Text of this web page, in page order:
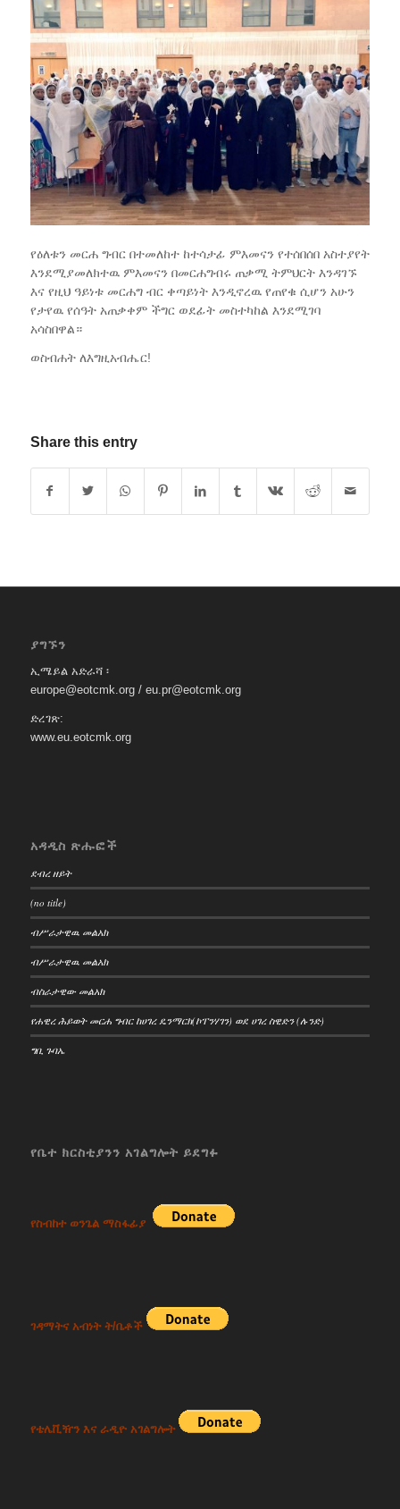
የዕለቱን መርሐ ግብር በተመለከተ ከተሳታፊ ምእመናን የተሰበሰበ አስተያየት
እንደሚያመለክተዉ ምእመናን በመርሐግብሩ ጠቃሚ ትምህርት እንዳገኙ
እና የዚህ ዓይነቱ መርሐግ ብር ቀጣይነት እንዲኖረዉ የጠየቁ ሲሆን አሁን
የታየዉ የሰዓት አጠቃቀም ችግር ወደፊት መስተካከል እንደሚገባ
አሳስበዋል።
ወስብሐት ለእግዚአብሔር!
Share this entry
ያግኙን
ኢሜይል አድራሻ ፡
europe@eotcmk.org / eu.pr@eotcmk.org
ድረገጽ:
www.eu.eotcmk.org
አዳዲስ ጽሑፎች
ደብረ ዘይት
(no title)
ብሥራታዊዉ መልአክ
ብሥራታዊዉ መልአክ
ብስራታዊው መልአክ
የሐዊረ ሕይወት መርሐ ግብር ከሀገረ ዴንማርክ(ኮፐንሃገን) ወደ ሀገረ ስዊድን (ሉንድ)
ግቢ ጉባኤ
የቤተ ክርስቲያንን አገልግሎት ይደግፉ
የስብከተ ወንጌል ማስፋፊያ
ገዳማትና አብነት ት/ቤቶች
የቴሌቪዥን እና ራዲዮ አገልግሎት